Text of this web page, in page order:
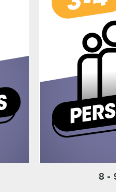
8 -
una de ellas, y así elegir las
de cookies, tu experiencia de
necesarias para que el sitio web
estrictamente necesarias te
administrar tu carrito de compras.
del Sitio y / o la
de estas cookies, pero
ninguna información de